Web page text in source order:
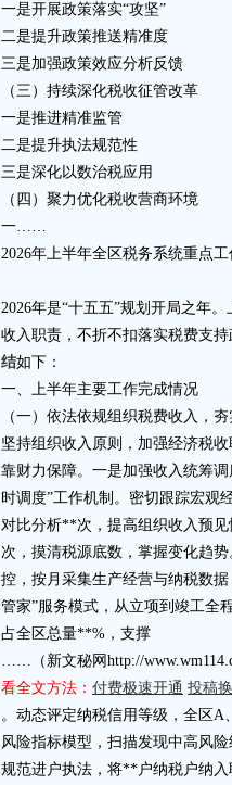
一是开展政策落实“攻坚”
二是提升政策推送精准度
三是加强政策效应分析反馈
（三）持续深化税收征管改革
一是推进精准监管
二是提升执法规范性
三是深化以数治税应用
（四）聚力优化税收营商环境
一……
2026年上半年全区税务系统重点
2026年是“十五五”规划开局之年
收入职责，不折不扣落实税费支
结如下：
一、上半年主要工作完成情况
（一）依法依规组织税费收入，
坚持组织收入原则，加强经济税
靠财力保障。一是加强收入统筹
时调度”工作机制。密切跟踪宏观
对比分析**次，提高组织收入预
次，摸清税源底数，掌握变化趋
控，按月采集生产经营与纳税数
管家”服务模式，从立项到竣工全
占全区总量**%，支撑
……（新文秘网http://
看全文方法： 付费极速开通 投稿
。动态评定纳税信用等级，全区
风险指标模型，扫描发现中高风
规范进户执法，将**户纳税户纳